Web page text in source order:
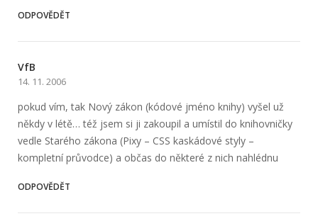
ODPOVĚDĚT
VfB
14. 11. 2006
pokud vím, tak Nový zákon (kódové jméno knihy) vyšel už
někdy v létě… též jsem si ji zakoupil a umístil do knihovničky
vedle Starého zákona (Pixy – CSS kaskádové styly –
kompletní průvodce) a občas do některé z nich nahlédnu
ODPOVĚDĚT